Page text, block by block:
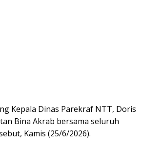
Kepala Dinas Parekraf NTT, Doris
Bina Akrab bersama seluruh
Kamis (25/6/2026).